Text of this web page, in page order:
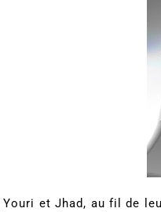
Youri et Jhad, au fil de